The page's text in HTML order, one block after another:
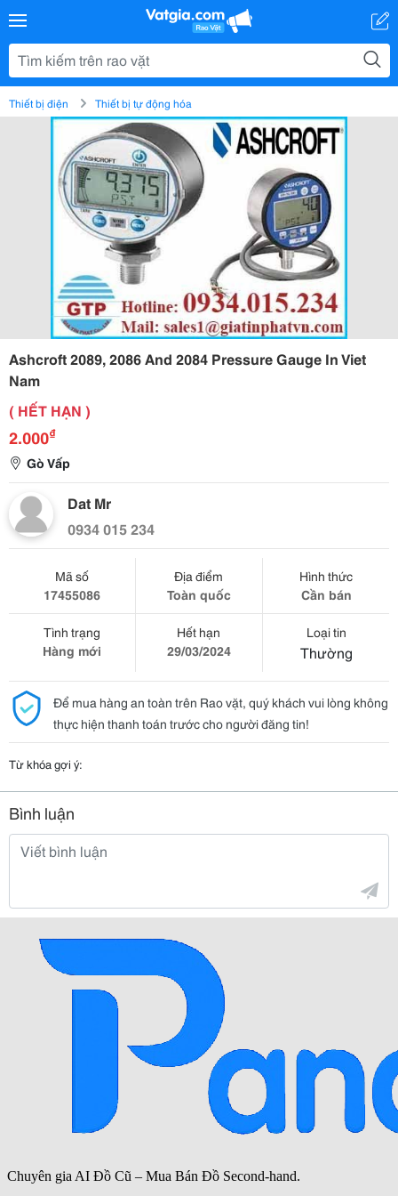
Thiết bị điện Thiết bị tự động hóa
Ashcroft 2089, 2086 And 2084 Pressure Gauge In Viet
Nam
( HẾT HẠN )
2.000₫
Gò Vấp
Dat Mr
0934 015 234
Mã số
17455086
Địa điểm
Toàn quốc
Hình thức
Cần bán
Tình trạng
Hàng mới
Hết hạn
29/03/2024
Loại tin
Thường
Để mua hàng an toàn trên Rao vặt, quý khách vui lòng không
thực hiện thanh toán trước cho người đăng tin!
Từ khóa gợi ý:
Bình luận